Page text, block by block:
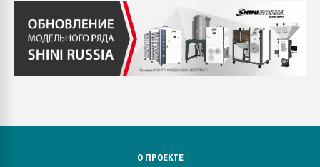
О ПРОЕКТЕ